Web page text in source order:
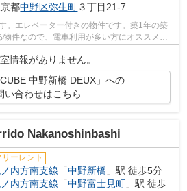
都中野区弥生町３丁目21-7
。エレベーター付きの物件です。築1年の築
件なので、電車利用が多い方にオススメで
はroom-li...
情報がありません。
CUBE 中野新橋 DEUX」への
い合わせはこちら
Nakanoshinbashi
リーレント
内方南支線 「中野新橋 」駅 徒歩5分
内方南支線 「中野富士見町 」駅 徒歩